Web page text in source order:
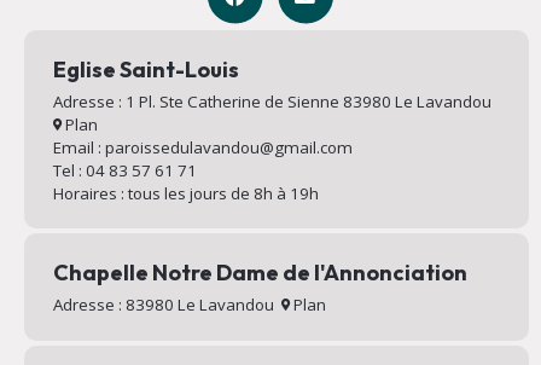
Eglise Saint-Louis
Adresse : 1 Pl. Ste Catherine de Sienne 83980 Le Lavandou
Plan
Email : paroissedulavandou@gmail.com
Tel : 04 83 57 61 71
Horaires : tous les jours de 8h à 19h
Chapelle Notre Dame de l'Annonciation
Adresse : 83980 Le Lavandou Plan